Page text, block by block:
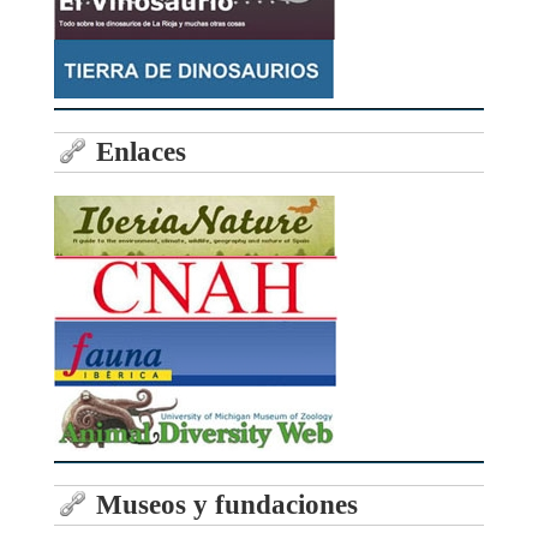
Enlaces
Museos y fundaciones